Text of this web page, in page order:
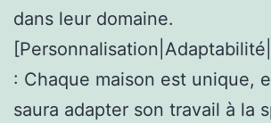
dans leur domaine.
: Chaque maison est unique,
saura adapter son travail à la